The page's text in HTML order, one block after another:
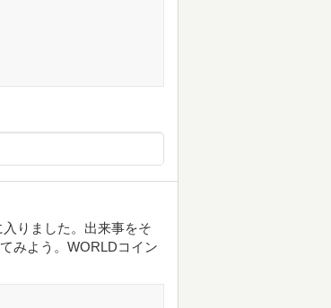
りました。出来事をそ
みよう。WORLDコイン